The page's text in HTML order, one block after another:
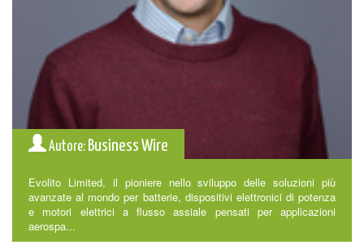
Autore: Business Wire
Evolito Limited, il pioniere nello sviluppo delle soluzioni più
avanzate al mondo per batterie, dispositivi elettronici di potenza
e motori elettrici a flusso assiale pensati per applicazioni
aerospa...